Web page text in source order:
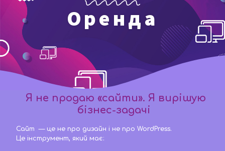
Оренда
Я не продаю «сайти». Я вирішую
бізнес-задачі
Сайт — це не про дизайн і не про WordPress.
Це інструмент, який має: